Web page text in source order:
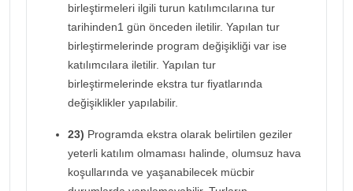
birleştirmeleri ilgili turun katılımcılarına tur
tarihinden1 gün önceden iletilir. Yapılan tur
birleştirmelerinde program değişikliği var ise
katılımcılara iletilir. Yapılan tur
birleştirmelerinde ekstra tur fiyatlarında
değişiklikler yapılabilir.
23) Programda ekstra olarak belirtilen geziler
yeterli katılım olmaması halinde, olumsuz hava
koşullarında ve yaşanabilecek mücbir